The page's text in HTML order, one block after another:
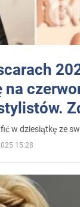
na
w dziesiątkę ze
15:28